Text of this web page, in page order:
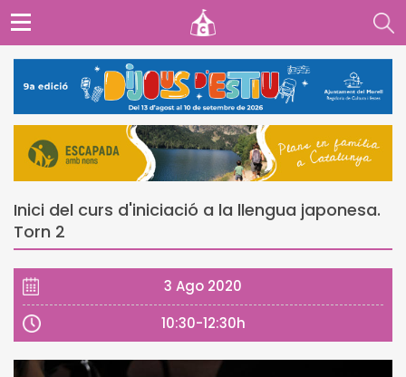
Inici del curs d'iniciació a la llengua japonesa.
Torn 2
3 Ago 2020
10:30-12:30h